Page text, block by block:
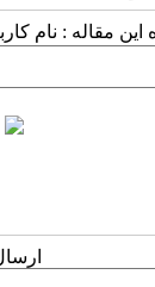
این مقاله : نام